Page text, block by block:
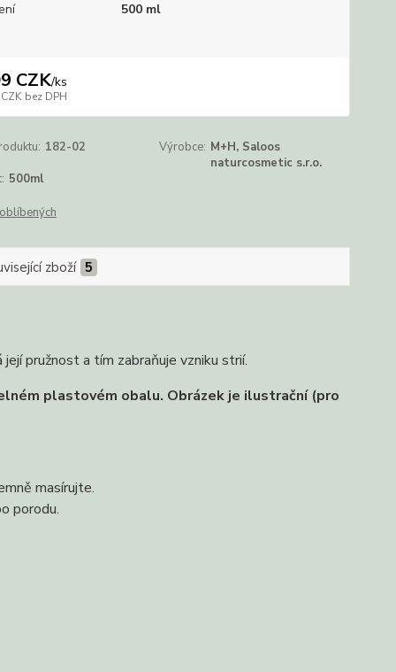
500 ml
CZK/ks
bez DPH
182-02 Výrobce: M+H, Saloos
naturcosmetic s.r.o.
500ml
zboží 5
pružnost a tím zabraňuje vzniku strií.
plastovém obalu. Obrázek je ilustrační (pro
masírujte.
porodu.